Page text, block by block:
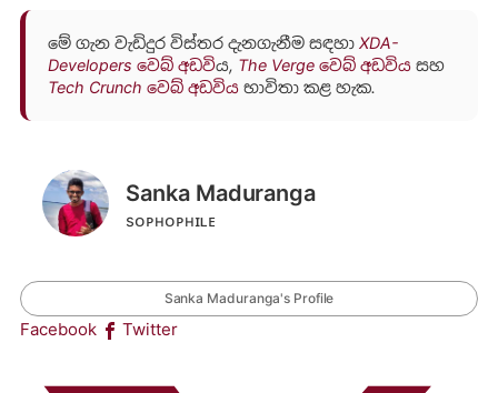
මේ ගැන වැඩිදුර විස්තර දැනගැනීම සඳහා XDA-
Developers වෙබ් අඩවිය, The Verge වෙබ් අඩවියසහ
Tech Crunch වෙබ් අඩවියභාවිතා කළ හැක.
Sanka Maduranga
sᴏᴘʜᴏᴘʜɪʟᴇ
Sanka Maduranga's Profile
Facebook Twitter